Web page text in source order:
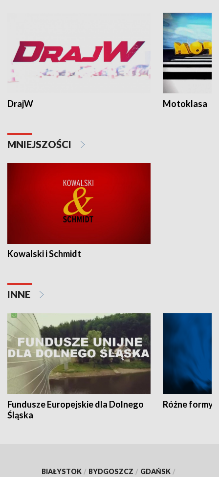
DrajW Motoklasa
MNIEJSZOŚCI
Kowalski i Schmidt
INNE
Fundusze Europejskie dla Dolnego
Śląska
Różne formy
BIAŁYSTOK / BYDGOSZCZ / GDAŃSK /